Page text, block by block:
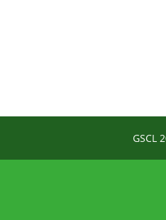
GSCL